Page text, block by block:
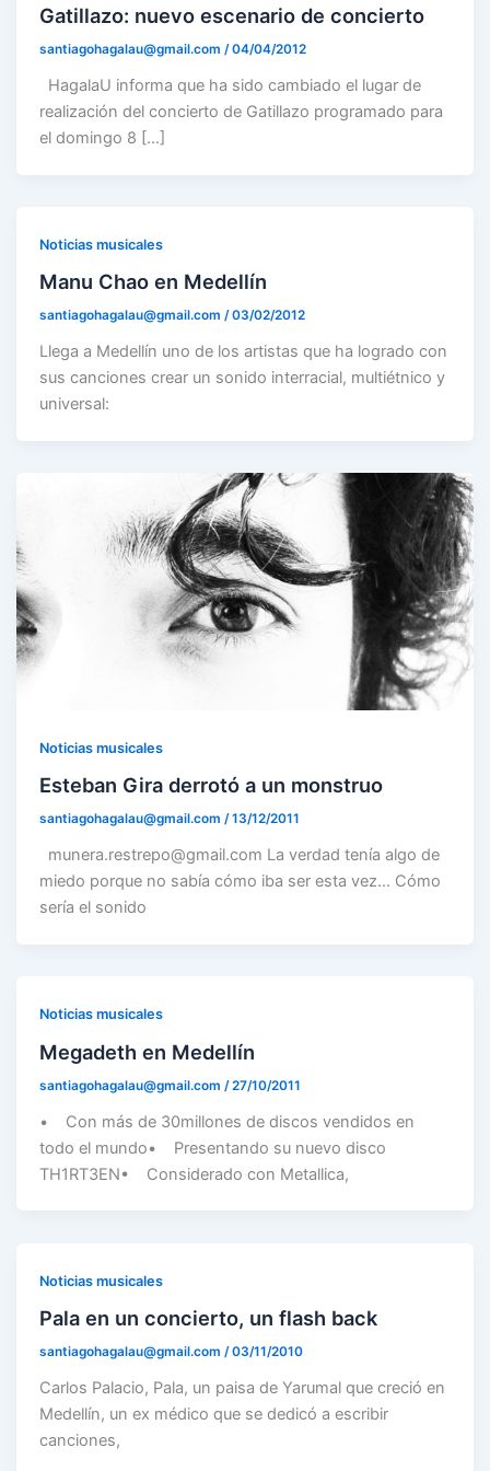
Gatillazo: nuevo escenario de concierto
santiagohagalau@gmail.com /04/04/2012
HagalaU informa que ha sido cambiado el lugar de
realización del concierto de Gatillazo programado para
el domingo 8 […]
Noticias musicales
Manu Chao en Medellín
santiagohagalau@gmail.com/03/02/2012
Llega a Medellín uno de los artistas que ha logrado con
sus canciones crear un sonido interracial, multiétnico y
universal:
Noticias musicales
Esteban Gira derrotó a un monstruo
santiagohagalau@gmail.com/13/12/2011
munera.restrepo@gmail.com La verdad tenía algo de
miedo porque no sabía cómo iba ser esta vez… Cómo
sería el sonido
Noticias musicales
Megadeth en Medellín
santiagohagalau@gmail.com /27/10/2011
• Con más de 30millones de discos vendidos en
todo el mundo• Presentando su nuevo disco
TH1RT3EN• Considerado con Metallica,
Noticias musicales
Pala en un concierto, un flash back
santiagohagalau@gmail.com/03/11/2010
Carlos Palacio, Pala, un paisa de Yarumal que creció en
Medellín, un ex médico que se dedicó a escribir
canciones,